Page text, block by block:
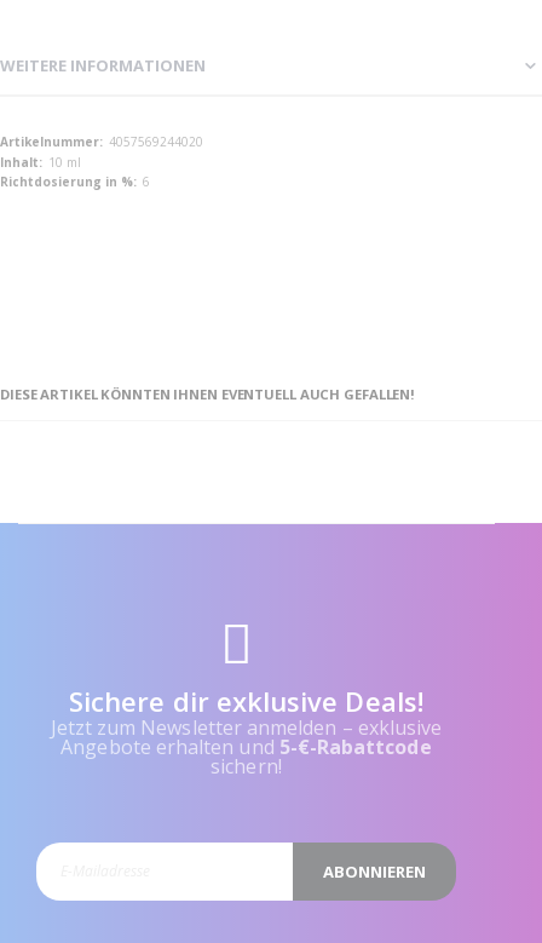
WEITERE INFORMATIONEN
Weitere
Informationen
4057569244020
10 ml
6
DIESE ARTIKEL KÖNNTEN IHNEN EVENTUELL AUCH GEFALLEN!
Sichere dir exklusive Deals!
Jetzt zum Newsletter anmelden – exklusive
Angebote erhalten und 5-€-Rabattcode
sichern!
ABONNIEREN